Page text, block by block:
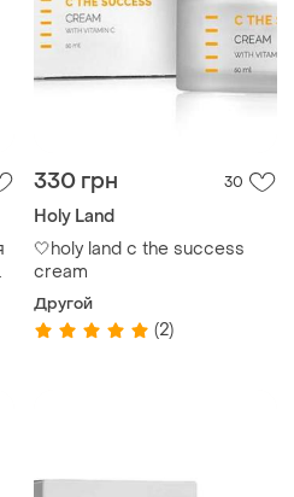
330 грн 30
Holy Land
🤍holy land c the success
cream
Другой
(2)